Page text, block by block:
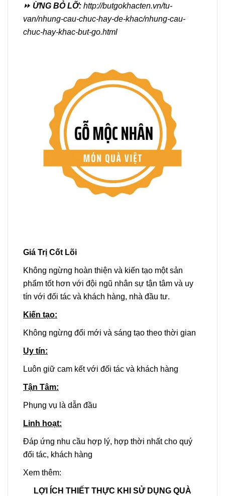
⏩ ỪNG BỎ LỠ: http://butgokhacten.vn/tu-
van/nhung-cau-chuc-hay-de-khac/nhung-cau-
chuc-hay-khac-but-go.html
Giá Trị Cốt Lõi
Không ngừng hoàn thiện và kiến tạo một sản
phẩm tốt hơn với đội ngũ nhân sự tận tâm và uy
tín với đối tác và khách hàng, nhà đầu tư.
Kiến tạo:
Không ngừng đổi mới và sáng tạo theo thời gian
Uy tín:
Luôn giữ cam kết với đối tác và khách hàng
Tận Tâm:
Phụng vụ là dẫn đầu
Linh hoạt:
Đáp ứng nhu cầu hợp lý, hợp thời nhất cho quý
đối tác, khách hàng
Xem thêm:
LỢI ÍCH THIẾT THỰC KHI SỬ DỤNG QUÀ